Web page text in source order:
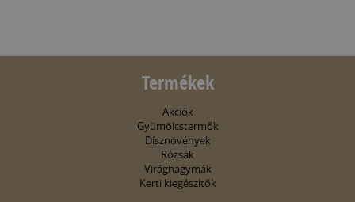
Termékek
Akciók
Gyümölcstermők
Dísznövények
Rózsák
Virághagymák
Kerti kiegészítők